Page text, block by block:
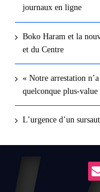
journaux en ligne
Boko Haram et la
et du Centre
« Notre arrestation
quelconque plus-
L’urgence d’un